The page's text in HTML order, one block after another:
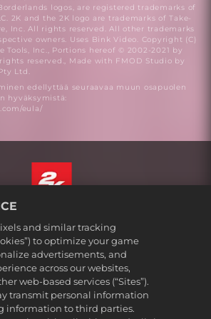
logos, are registered trademarks of
2K and the 2K logo are trademarks of Take-
Inc. All rights reserved. All other trademarks
owners. Uses Bink Video. Copyright (C)
Tools, Inc., Portions hereof © 2002-2021 by
reserved., Made with FMOD Studio by
Ltd.
edellyttää seuraavaa muun osapuolen
hyväksymistä:
eula/
Lakitiedot
Tietosuojakäytäntö
Evästekäytäntö
Tuki
tai jakako henkilötietojani
Suomi
and similar tracking
to optimize your game
advertisements, and
across our websites,
web-based services (“Sites”).
transmit personal information
information to third parties.